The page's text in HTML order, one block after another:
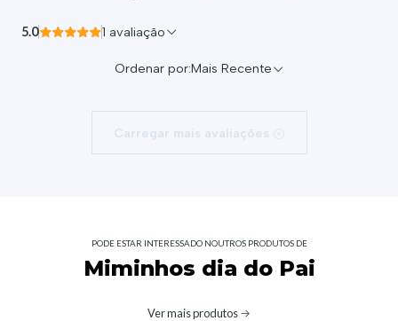
5.0 1 avaliação
Ordenar por:Mais Recente
Carregar mais avaliações
PODE ESTAR INTERESSADO NOUTROS PRODUTOS DE
Miminhos dia do Pai
Ver mais produtos